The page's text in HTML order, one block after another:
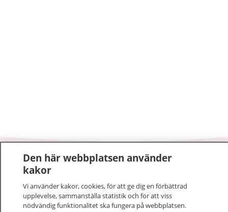
1177–tryggt om din hälsa och vård
På 1177.se får du råd om hälsa och information om
sjukdomar och vilka mottagningar du kan kontakta.
Den här webbplatsen använder
kakor
Vi använder kakor, cookies, för att ge dig en förbättrad
upplevelse, sammanställa statistik och för att viss
nödvändig funktionalitet ska fungera på webbplatsen.